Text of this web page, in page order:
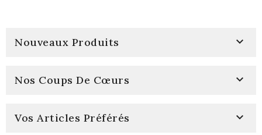
Nouveaux Produits 
Nos Coups De Cœurs 
Vos Articles Préférés 